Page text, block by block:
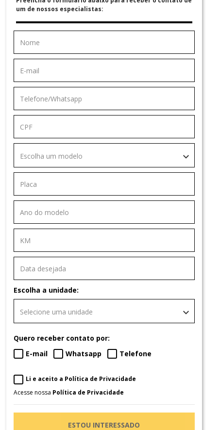
um de nossos especialistas:
Escolha um modelo
Escolha a unidade:
Selecione uma unidade
Quero receber contato por:
E-mail
Whatsapp Telefone
Li e aceito a Política de Privacidade
Acesse nossa Política de Privacidade
ESTOU INTERESSADO